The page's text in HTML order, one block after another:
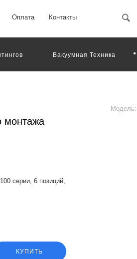
Оплата Контакты
Вакуумная Техника
Модель:
монтажа
серии, 6 позиций,
valves of the
КУПИТЬ